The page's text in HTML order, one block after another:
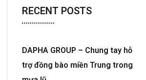
RECENT POSTS
DAPHA GROUP – Chung tay hỗ
trợ đồng bào miền Trung trong